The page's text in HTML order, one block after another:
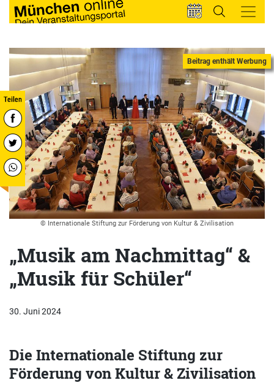
© Internationale Stiftung zur Förderung von Kultur & Zivilisation
„Musik am Nachmittag“ &
„Musik für Schüler“
30. Juni 2024
Die Internationale Stiftung zur
Förderung von Kultur & Zivilisation